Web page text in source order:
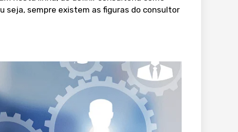
seja, sempre existem as figuras do consultor